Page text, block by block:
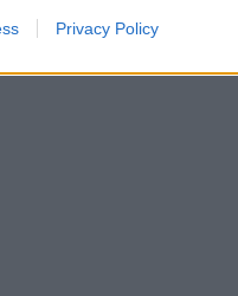
Privacy Policy